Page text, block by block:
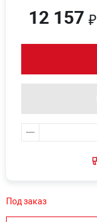
12 157 ₽
Под заказ